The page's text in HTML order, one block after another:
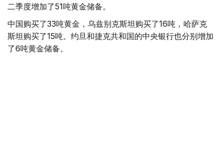
二季度增加了51吨黄金储备。
中国购买了33吨黄金，乌兹别克斯坦购买了16吨，哈萨克
斯坦购买了15吨。约旦和捷克共和国的中央银行也分别增加
了6吨黄金储备。